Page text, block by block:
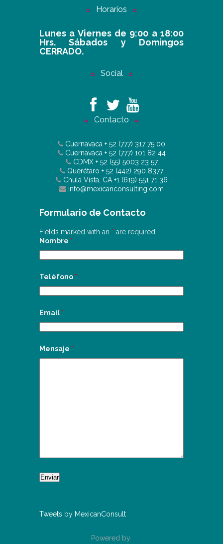
Horarios
Lunes a Viernes de 9:00 a 18:00
Hrs. Sábados y Domingos
CERRADO.
Social
Contacto
Cuernavaca + 52 (777) 317 75 00
Cuernavaca + 52 (777) 101 82 44
CDMX + 52 (55) 5003 23 57
Querétaro + 52 (442) 290 8377
Chula Vista, CA+1 (619) 551 71 36
info@mexicanconsulting.com
Formulario de Contacto
Fields marked with an * are required
Nombre *
Teléfono *
Email *
Mensaje *
Tweets by MexicanConsult
Powered by